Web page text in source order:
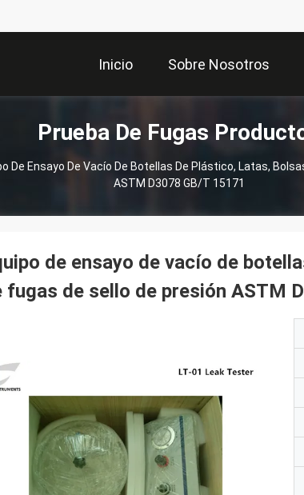
Inicio Sobre Nosotros
Prueba De Fugas
De Ensayo De Vacío De Botellas De Plástico, Latas,
ASTM D3078 GB/T 15171
de ensayo de vacío de
fugas de sello de presión ASTM